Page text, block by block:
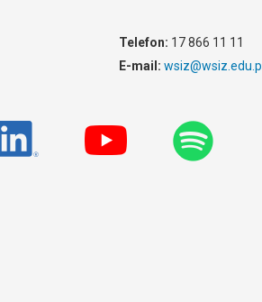
Telefon: 17 866 11 11
E-mail: wsiz@wsiz.edu.pl